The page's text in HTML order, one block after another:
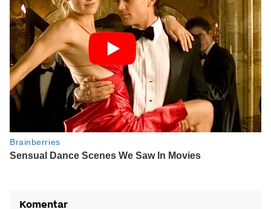
Komentar